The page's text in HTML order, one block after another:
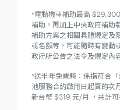
*電動機車補助最高
補助，再加上中央政府補助
補助方案之相關具體規定及
或名額等，可能隨時有變動
政府所公告之法令及規定內
*送半年免費騎：係指符合
池服務合約啟用日起算的次
新台幣 $319 元/月 ，共計